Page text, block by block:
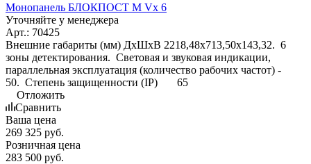
Монопанель БЛОКПОСТ M Vx 6
Уточняйте у менеджера
Арт.: 70425
Внешние габариты (мм) ДхШхВ 2218,48х713,50х143,32. 6
зоны детектирования. Световая и звуковая индикации,
параллельная эксплуатация (количество рабочих частот) -
50. Степень защищенности (IP) 65
Отложить
Сравнить
Ваша цена
269 325 руб.
Розничная цена
283 500 руб.